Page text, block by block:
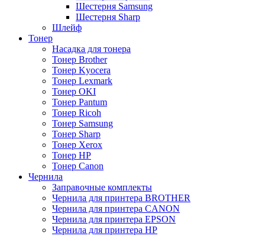
Шестерня Samsung
Шестерня Sharp
Шлейф
Тонер
Насадка для тонера
Тонер Brother
Тонер Kyocera
Тонер Lexmark
Тонер OKI
Тонер Pantum
Тонер Ricoh
Тонер Samsung
Тонер Sharp
Тонер Xerox
Тонер НР
Тонер Саnon
Чернила
Заправочные комплекты
Чернила для принтера BROTHER
Чернила для принтера CANON
Чернила для принтера EPSON
Чернила для принтера HP